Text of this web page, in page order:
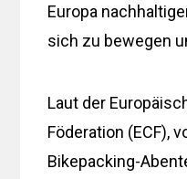
Europa
sich zu bewegen
Laut der
Föderation (ECF),
Bikepacking-